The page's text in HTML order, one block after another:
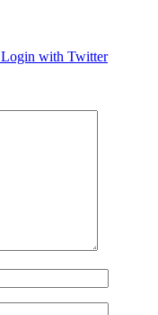
Login with Twitter